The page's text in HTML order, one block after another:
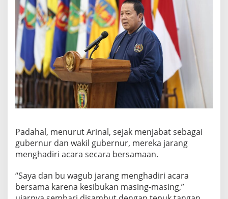
Padahal, menurut Arinal, sejak menjabat sebagai
gubernur dan wakil gubernur, mereka jarang
menghadiri acara secara bersamaan.
“Saya dan bu wagub jarang menghadiri acara
bersama karena kesibukan masing-masing,”